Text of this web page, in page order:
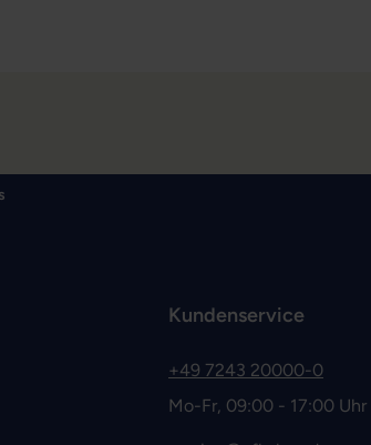
Kundenservice
+49 7243 20000-0
Mo-Fr, 09:00 - 17:00 Uhr